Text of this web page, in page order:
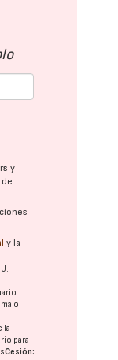
y
y la
o
la
para
Cesión: